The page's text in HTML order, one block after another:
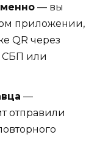
— вы
приложении,
QR через
СБП или
—
отправили